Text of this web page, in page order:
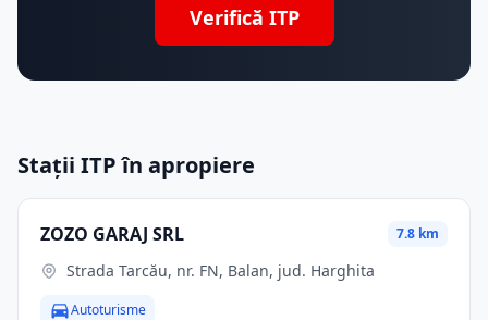
Verifică ITP
Stații ITP în apropiere
ZOZO GARAJ SRL 7.8 km
Strada Tarcău, nr. FN, Balan, jud. Harghita
Autoturisme